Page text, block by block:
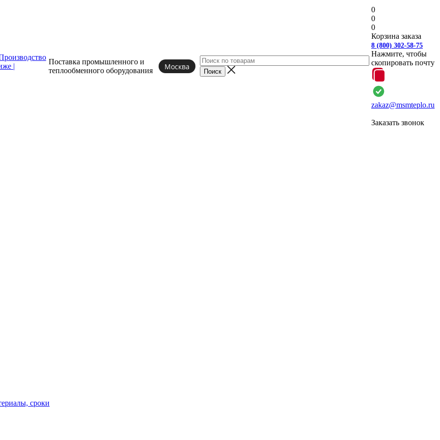
Поставка промышленного и
теплообменного оборудования Москва
0
0
0
Корзина заказа
8 (800) 302-58-75
Нажмите, чтобы
скопировать почту
zakaz@msmteplo.ru
Заказать звонок
сроки